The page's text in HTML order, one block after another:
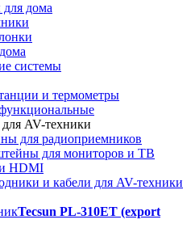
для дома
системы
и термометры
AV-техники
для радиоприемников
для мониторов и ТВ
HDMI
и кабели для AV-техники
Tecsun PL-310ET (export